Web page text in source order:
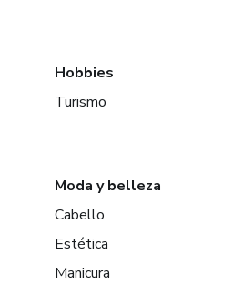
Hobbies
Turismo
Moda y belleza
Cabello
Estética
Manicura